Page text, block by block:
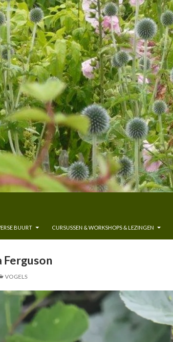
BUURT CURSUSSEN & WORKSHOPS & LEZINGEN
VOGELS